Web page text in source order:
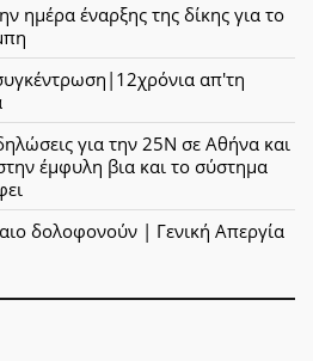
ημέρα έναρξης της δίκης για το
απ'τη
για την 25Ν σε Αθήνα και
έμφυλη βια και το σύστημα
δολοφονούν | Γενική Απεργία